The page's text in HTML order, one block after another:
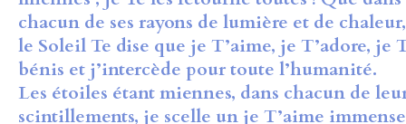
chacun de ses rayons de lumière et de chaleur,
le Soleil Te dise que je T’aime, je T’adore, je
bénis et j’intercède pour toute l’humanité.
Les étoiles étant miennes, dans chacun de
scintillements, je scelle un je T’aime immense